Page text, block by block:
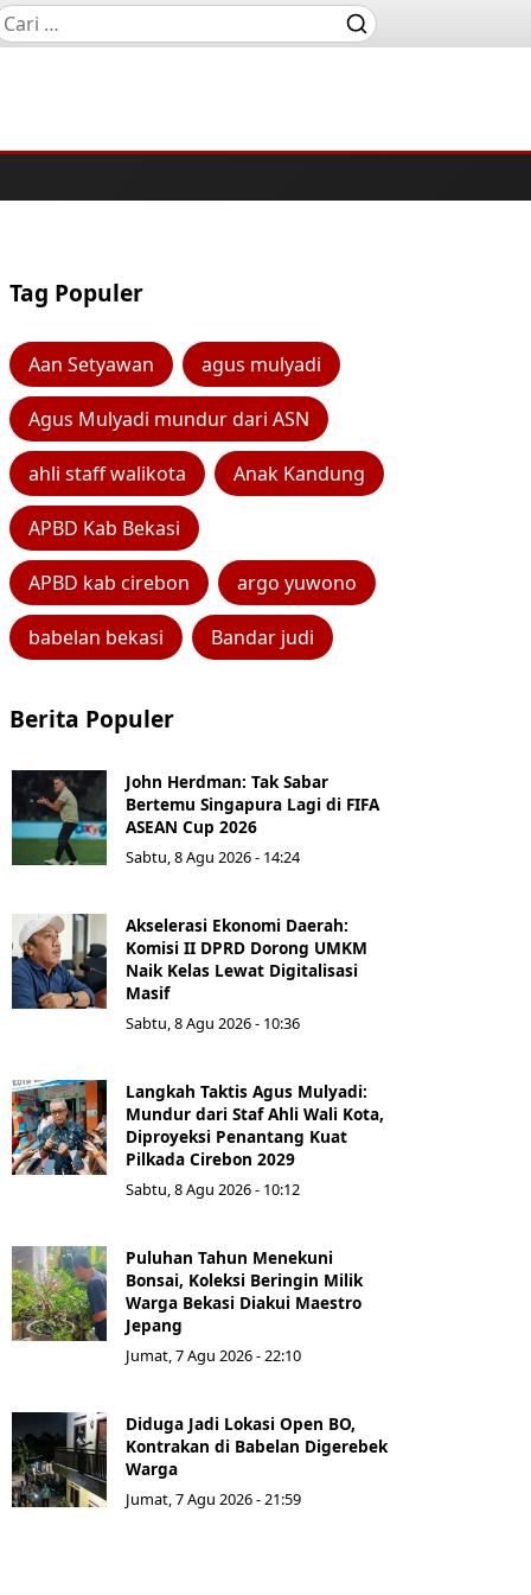
Tag Populer
Aan Setyawan agus mulyadi
Agus Mulyadi mundur dari ASN
ahli staff walikota Anak Kandung
APBD Kab Bekasi
APBD kab cirebon argo yuwono
babelan bekasi Bandar judi
Berita Populer
John Herdman: Tak Sabar
Bertemu Singapura Lagi di FIFA
ASEAN Cup 2026
Sabtu, 8 Agu 2026 - 14:24
Akselerasi Ekonomi Daerah:
Komisi II DPRD Dorong UMKM
Naik Kelas Lewat Digitalisasi
Masif
Sabtu, 8 Agu 2026 - 10:36
Langkah Taktis Agus Mulyadi:
Mundur dari Staf Ahli Wali Kota,
Diproyeksi Penantang Kuat
Pilkada Cirebon 2029
Sabtu, 8 Agu 2026 - 10:12
Puluhan Tahun Menekuni
Bonsai, Koleksi Beringin Milik
Warga Bekasi Diakui Maestro
Jepang
Jumat, 7 Agu 2026 - 22:10
Diduga Jadi Lokasi Open BO,
Kontrakan di Babelan Digerebek
Warga
Jumat, 7 Agu 2026 - 21:59